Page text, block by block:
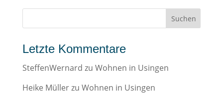
Letzte Kommentare
SteffenWernard zu Wohnen in Usingen
Heike Müllerzu Wohnen in Usingen